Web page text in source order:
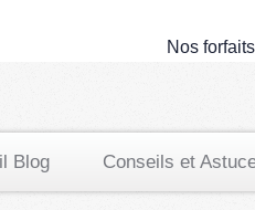
Nos forfaits
Blog Conseils et